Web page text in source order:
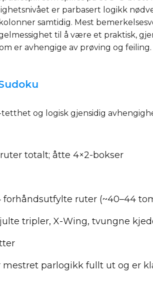
er parbasert logikk
samtidig. Mest
til å være et praktisk,
er avhengige av prøving og
og logisk gjensidig
totalt; åtte 4×2-bokser
forhåndsutfylte ruter (~40–44
tripler, X-Wing, tvungne
mestret parlogikk fullt ut og er